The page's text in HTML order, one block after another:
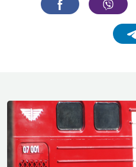
Facebook Viber